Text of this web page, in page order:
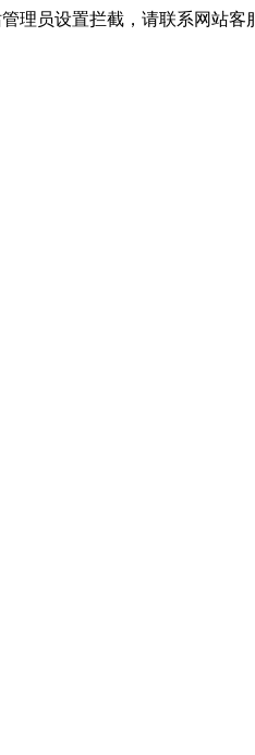
理员设置拦截，请联系网站客